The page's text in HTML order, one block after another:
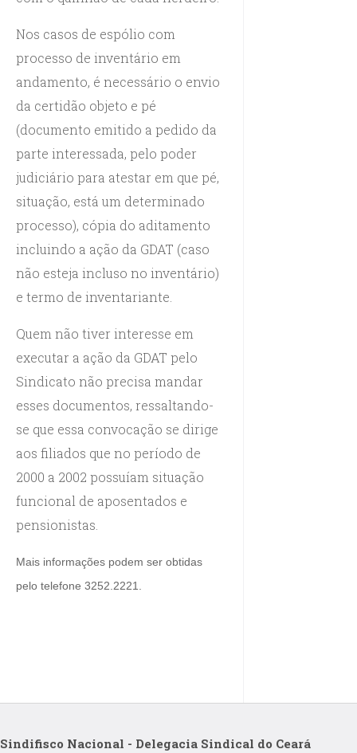
Nos casos de espólio com
processo de inventário em
andamento, é necessário o envio
da certidão objeto e pé
(documento emitido a pedido da
parte interessada, pelo poder
judiciário para atestar em que pé,
situação, está um determinado
processo), cópia do aditamento
incluindo a ação da GDAT (caso
não esteja incluso no inventário)
e termo de inventariante.
Quem não tiver interesse em
executar a ação da GDAT pelo
Sindicato não precisa mandar
esses documentos, ressaltando-
se que essa convocação se dirige
aos filiados que no período de
2000 a 2002 possuíam situação
funcional de aposentados e
pensionistas.
Mais informações podem ser obtidas
pelo telefone 3252.2221.
Sindifisco Nacional - Delegacia Sindical do Ceará